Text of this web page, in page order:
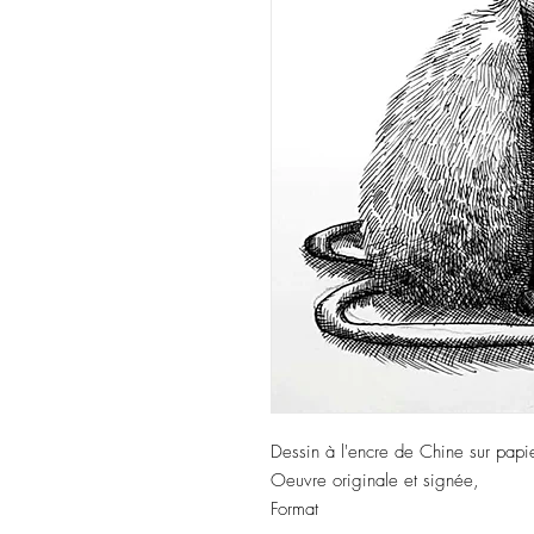
Dessin à l'encre de Chine sur
Oeuvre originale et signée,
Format